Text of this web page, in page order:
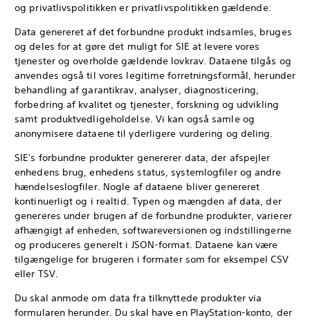
og privatlivspolitikken er privatlivspolitikken gældende.
Data genereret af det forbundne produkt indsamles, bruges
og deles for at gøre det muligt for SIE at levere vores
tjenester og overholde gældende lovkrav. Dataene tilgås og
anvendes også til vores legitime forretningsformål, herunder
behandling af garantikrav, analyser, diagnosticering,
forbedring af kvalitet og tjenester, forskning og udvikling
samt produktvedligeholdelse. Vi kan også samle og
anonymisere dataene til yderligere vurdering og deling.
SIE's forbundne produkter genererer data, der afspejler
enhedens brug, enhedens status, systemlogfiler og andre
hændelseslogfiler. Nogle af dataene bliver genereret
kontinuerligt og i realtid. Typen og mængden af data, der
genereres under brugen af de forbundne produkter, varierer
afhængigt af enheden, softwareversionen og indstillingerne
og produceres generelt i JSON-format. Dataene kan være
tilgængelige for brugeren i formater som for eksempel CSV
eller TSV.
Du skal anmode om data fra tilknyttede produkter via
formularen herunder. Du skal have en PlayStation-konto, der